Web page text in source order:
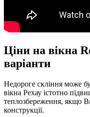
Ціни на вікна
варіанти
Недороге скління може
вікна Рехау істотно
теплозбереження, якщо
конструкції.